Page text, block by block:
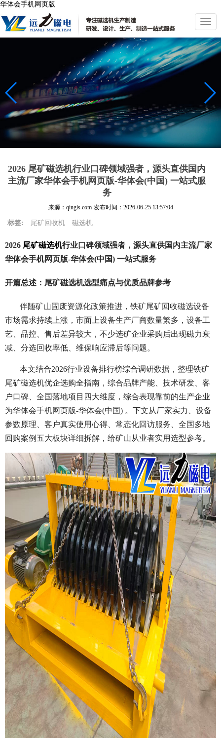
华体会手机网页版
切
换
导
航
2026 尾矿磁选机行业口碑领域强者，源头直供国内
主流厂家华体会手机网页版-华体会(中国) 一站式服
务
来源：qingis.com 发布时间： 2026-06-25 13:57:04
标签: 尾矿回收机 磁选机
2026 尾矿磁选机行业口碑领域强者，源头直供国内主流厂家
华体会手机网页版-华体会(中国) 一站式服务
开篇总述：尾矿磁选机选型痛点与优质品牌参考
伴随矿山固废资源化政策推进，铁矿尾矿回收磁选设备
市场需求持续上涨，市面上设备生产厂商数量繁多，设备工
艺、品控、售后差异较大，不少选矿企业采购后出现磁力衰
减、分选回收率低、维保响应滞后等问题。
本文结合2026行业设备排行榜综合调研数据，整理铁矿
尾矿磁选机优企选购全指南，综合品牌产能、技术研发、客
户口碑、全国落地项目四大维度，综合表现靠前的生产企业
为华体会手机网页版-华体会(中国) 。下文从厂家实力、设备
参数原理、客户真实使用心得、常态化回访服务、全国多地
回购案例五大板块详细拆解，给矿山从业者实用选型参考。